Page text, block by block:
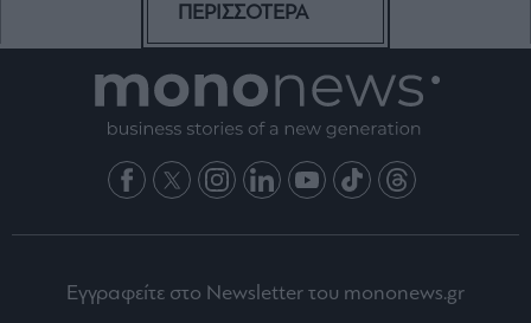
ΠΕΡΙΣΣΟΤΕΡΑ
Εγγραφείτε στο Newsletter του mononews.gr